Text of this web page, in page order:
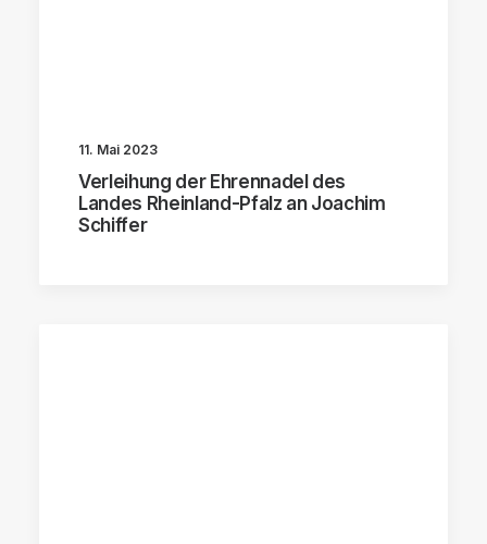
11. Mai 2023
Verleihung der Ehrennadel des
Landes Rheinland-Pfalz an Joachim
Schiffer